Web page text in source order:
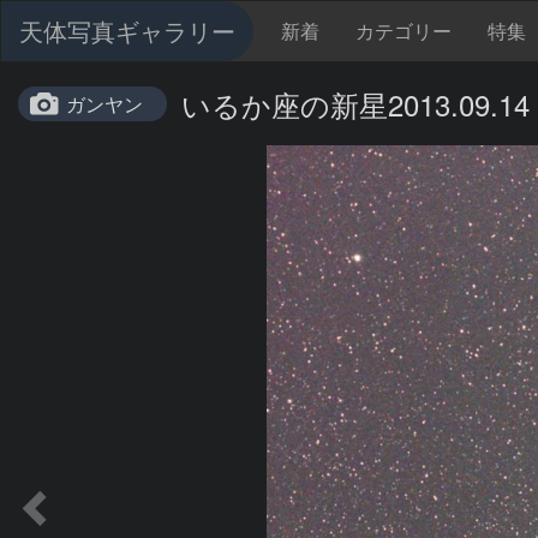
天体写真ギャラリー 新着 カテゴリー 特集
ガンヤン いるか座の新星2013.09.14